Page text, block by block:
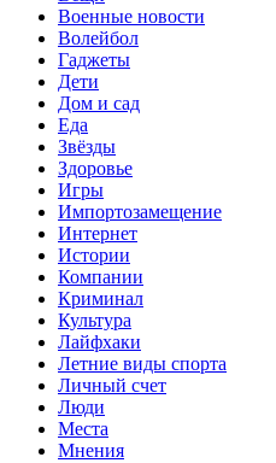
Военные новости
Волейбол
Гаджеты
Дети
Дом и сад
Еда
Звёзды
Здоровье
Игры
Импортозамещение
Интернет
Истории
Компании
Криминал
Культура
Лайфхаки
Летние виды спорта
Личный счет
Люди
Места
Мнения